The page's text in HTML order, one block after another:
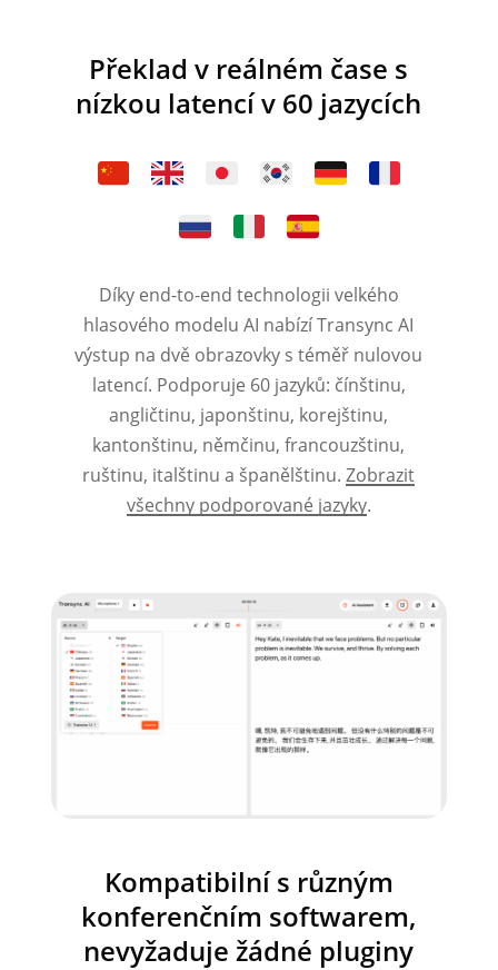
Překlad v reálném čase s
nízkou latencí v 60 jazycích
Díky end-to-end technologii velkého
hlasového modelu AI nabízí Transync AI
výstup na dvě obrazovky s téměř nulovou
latencí. Podporuje 60 jazyků: čínštinu,
angličtinu, japonštinu, korejštinu,
kantonštinu, němčinu, francouzštinu,
ruštinu, italštinu a španělštinu.Zobrazit
všechny podporované jazyky.
Kompatibilní s různým
konferenčním softwarem,
nevyžaduje žádné pluginy